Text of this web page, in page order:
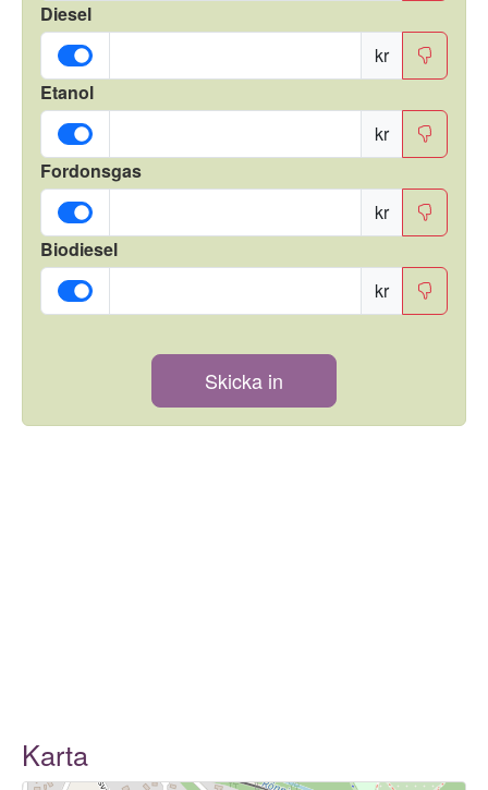
Diesel
kr
Etanol
kr
Fordonsgas
kr
Biodiesel
kr
Skicka in
Karta